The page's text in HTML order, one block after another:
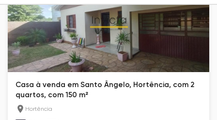
Casa à venda em Santo Ângelo, Hortência, com 2
quartos, com 150 m²
Hortência